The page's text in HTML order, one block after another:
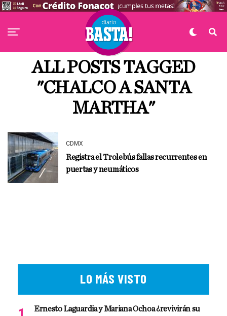
ALL POSTS TAGGED
"CHALCO A SANTA
MARTHA"
CDMX
Registra el Trolebús fallas recurrentes en
puertas y neumáticos
LO MÁS VISTO
Ernesto Laguardia y Mariana Ochoa ¿revivirán su